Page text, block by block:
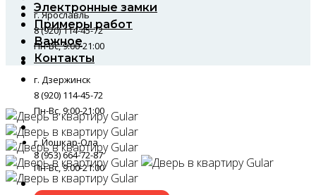
г. Ярославль
8 (920) 114-45-72
Пн-Вс, 9:00-21:00
г. Дзержинск
8 (920) 114-45-72
Пн-Вс, 9:00-21:00
г. Йошкар-Ола
8 (953) 664-72-87
Пн-Вс, 9:00-21:00
Электронные замки
Примеры работ
Важное
Контакты